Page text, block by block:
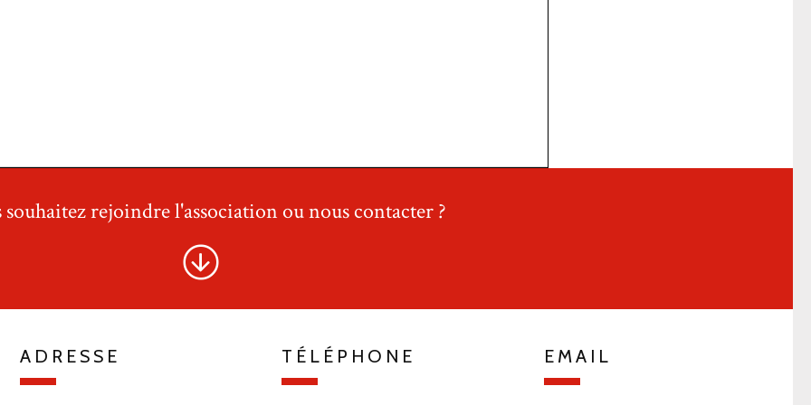
souhaitez rejoindre l'association ou nous contacter ?
ADRESSE TÉLÉPHONE EMAIL